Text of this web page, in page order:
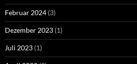
Februar 2024 (3)
Dezember 2023 (1)
Juli 2023 (1)